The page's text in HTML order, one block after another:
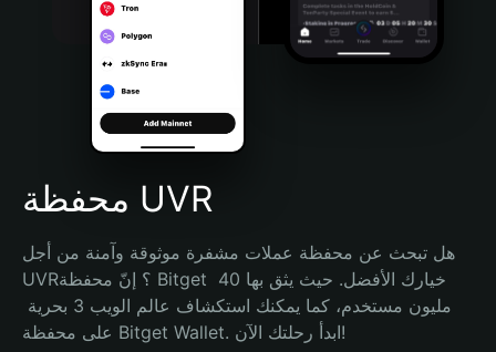
Português (Brasil)
Español (Argentina)
محفظة UVR
هل تبحث عن محفظة عملات مشفرة موثوقة وآمنة من أجل
UVR؟ إنّ محفظة Bitget خيارك الأفضل. حيث يثق بها 40
على محفظة Bitget Wallet. ابدأ رحلتك الآن!